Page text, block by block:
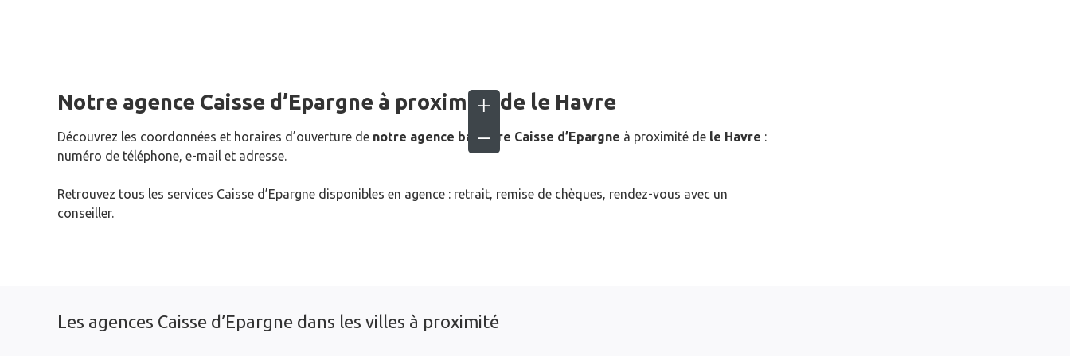
Notre agence Caisse d’Epargne à proximité de le Havre
Découvrez les coordonnées et horaires d’ouverture de notre agence bancaire Caisse d’Epargne à proximité de le Havre :
numéro de téléphone, e-mail et adresse.
Retrouvez tous les services Caisse d’Epargne disponibles en agence : retrait, remise de chèques, rendez-vous avec un
conseiller.
Les agences Caisse d’Epargne dans les villes à proximité